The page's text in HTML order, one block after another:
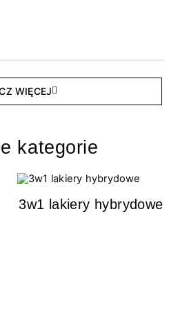
WIĘCEJ
kategorie
3w1 lakiery hybrydowe